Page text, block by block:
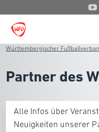
Württembergischer
Partner des
Alle Infos über
Neuigkeiten unserer